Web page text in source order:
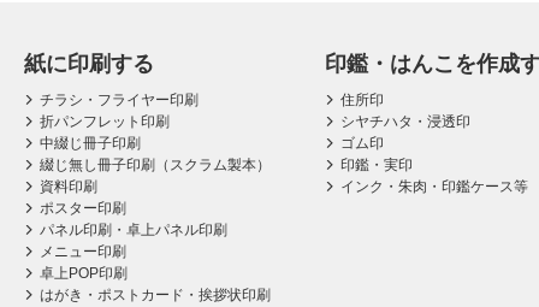
紙に印刷する
チラシ・フライヤー印刷
折パンフレット印刷
中綴じ冊子印刷
綴じ無し冊子印刷（スクラム製本）
資料印刷
ポスター印刷
パネル印刷・卓上パネル印刷
メニュー印刷
卓上POP印刷
はがき・ポストカード・挨拶状印刷
印鑑・はんこを作成
住所印
シヤチハタ・浸透印
ゴム印
印鑑・実印
インク・朱肉・印鑑ケース等